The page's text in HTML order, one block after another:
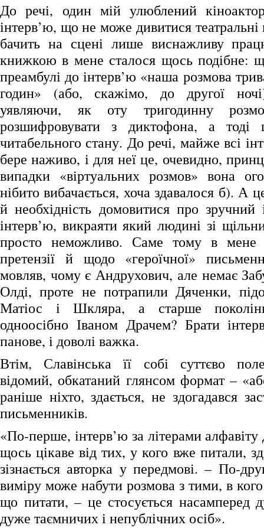
До речі, один мій улюблений
інтерв’ю, що не може дивитися театральні
бачить на сцені лише виснажливу
книжкою в мене сталося щось подібне:
преамбулі до інтерв’ю «наша розмова
годин» (або, скажімо, до другої
уявляючи, як оту тригодинну
розшифровувати з диктофона, а
читабельного стану. До речі, майже всі
бере наживо, і для неї це, очевидно,
випадки «віртуальних розмов» вона
нібито вибачається, хоча здавалося б). А
й необхідність домовитися про
інтерв’ю, викраяти який людині зі
просто неможливо. Саме тому в
претензії й щодо «героїчної»
мовляв, чому є Андрухович, але немає
Олді, проте не потрапили Дяченки,
Матіос і Шкляра, а старше
одноосібно Іваном Драчем? Брати
панове, і доволі важка.
Втім, Славінська її собі суттєво
відомий, обкатаний глянсом формат –
раніше ніхто, здається, не здогадався
письменників.
«По-перше, інтерв’ю за літерами
щось цікаве від тих, у кого вже питали,
зізнається авторка у передмові. – По-
виміру може набути розмова з тими, в
що питати, – це стосується насамперед
дуже таємничих і непублічних осіб».